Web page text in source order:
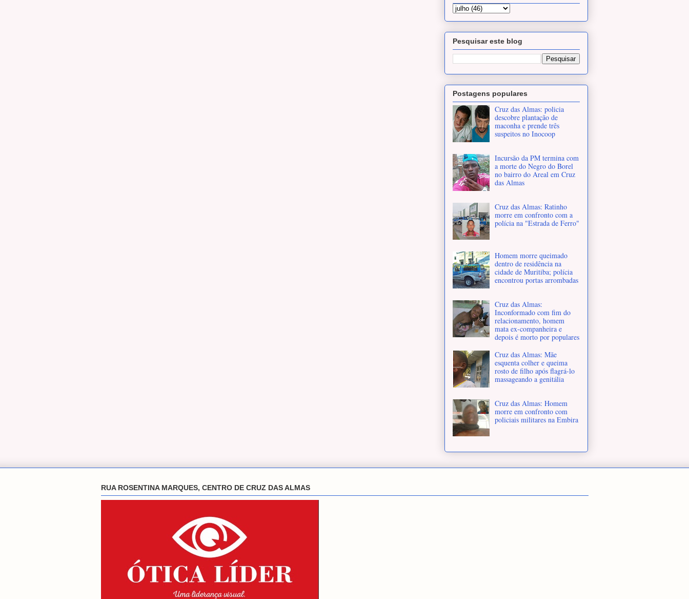
Pesquisar este blog
Postagens populares
Cruz das Almas: policia
descobre plantação de
maconha e prende três
suspeitos no Inocoop
Incursão da PM termina com
a morte do Negro do Borel
no bairro do Areal em Cruz
das Almas
Cruz das Almas: Ratinho
morre em confronto com a
polícia na "Estrada de Ferro"
Homem morre queimado
dentro de residência na
cidade de Muritiba; polícia
encontrou portas arrombadas
Cruz das Almas:
Inconformado com fim do
relacionamento, homem
mata ex-companheira e
depois é morto por populares
Cruz das Almas: Mãe
esquenta colher e queima
rosto de filho após flagrá-lo
massageando a genitália
Cruz das Almas: Homem
morre em confronto com
policiais militares na Embira
RUA ROSENTINA MARQUES, CENTRO DE CRUZ DAS ALMAS